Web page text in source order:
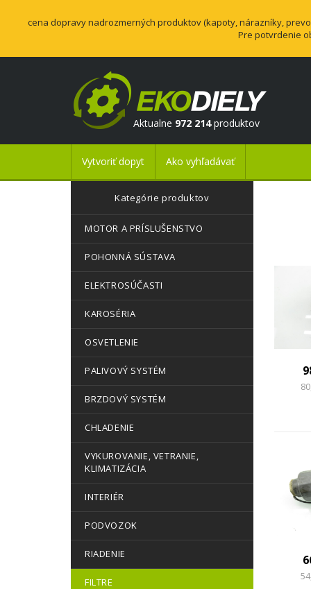
cena dopravy nadrozmerných produktov (kapoty, nárazníky,
Pre potvrdenie
Aktualne 972 214produktov
Vytvoriť dopyt Ako vyhľadávať
Kategórie produktov
MOTOR A PRÍSLUŠENSTVO
POHONNÁ SÚSTAVA
ELEKTROSÚČASTI
KAROSÉRIA
OSVETLENIE
PALIVOVÝ SYSTÉM
BRZDOVÝ SYSTÉM
CHLADENIE
VYKUROVANIE, VETRANIE,
KLIMATIZÁCIA
INTERIÉR
PODVOZOK
RIADENIE
FILTRE